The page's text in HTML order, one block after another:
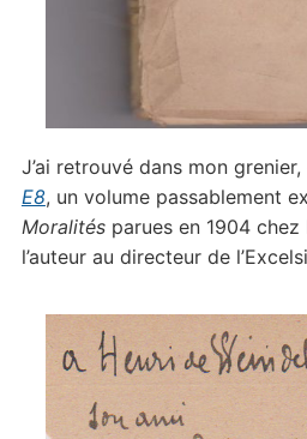
J’ai retrouvé dans mon
E8, un volume passablement
Moralités parues en 1904
l’auteur au directeur de